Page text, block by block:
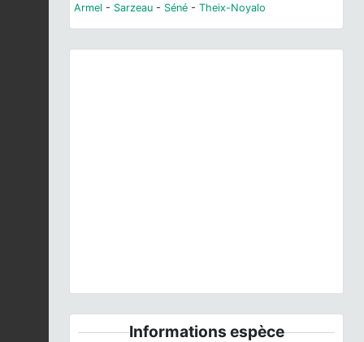
Armel - Sarzeau - Séné - Theix-Noyalo
Informations espèce